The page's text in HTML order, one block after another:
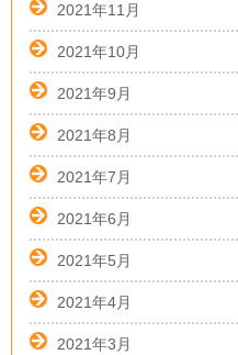
2021年11月
2021年10月
2021年9月
2021年8月
2021年7月
2021年6月
2021年5月
2021年4月
2021年3月